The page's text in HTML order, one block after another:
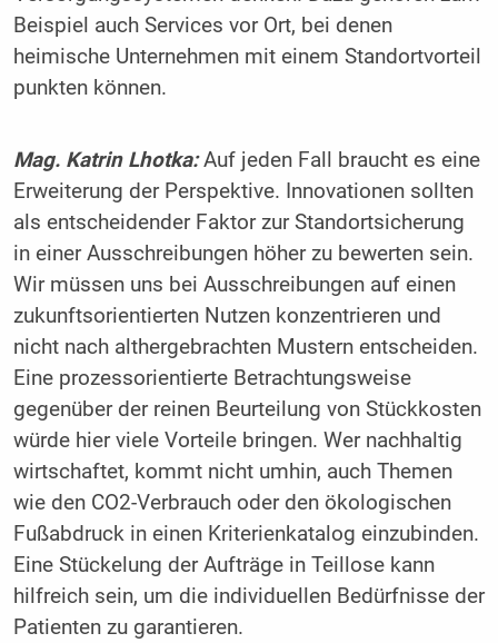
Beispiel auch Services vor Ort, bei denen
heimische Unternehmen mit einem Standortvorteil
punkten können.
Mag. Katrin Lhotka:Auf jeden Fall braucht es eine
Erweiterung der Perspektive. Innovationen sollten
als entscheidender Faktor zur Standortsicherung
in einer Ausschreibungen höher zu bewerten sein.
Wir müssen uns bei Ausschreibungen auf einen
zukunftsorientierten Nutzen konzentrieren und
nicht nach althergebrachten Mustern entscheiden.
Eine prozessorientierte Betrachtungsweise
gegenüber der reinen Beurteilung von Stückkosten
würde hier viele Vorteile bringen. Wer nachhaltig
wirtschaftet, kommt nicht umhin, auch Themen
wie den CO2-Verbrauch oder den ökologischen
Fußabdruck in einen Kriterienkatalog einzubinden.
Eine Stückelung der Aufträge in Teillose kann
hilfreich sein, um die individuellen Bedürfnisse der
Patienten zu garantieren.